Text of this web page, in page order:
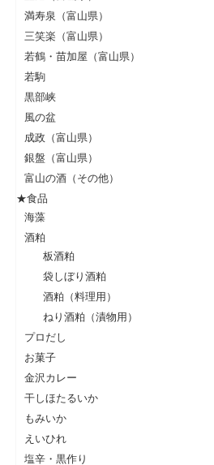
満寿泉（富山県）
三笑楽（富山県）
若鶴・苗加屋（富山県）
若駒
黒部峡
風の盆
成政（富山県）
銀盤（富山県）
富山の酒（その他）
★食品
海藻
酒粕
板酒粕
袋しぼり酒粕
酒粕（料理用）
ねり酒粕（漬物用）
プロだし
お菓子
金沢カレー
干しほたるいか
もみいか
えいひれ
塩辛・黒作り